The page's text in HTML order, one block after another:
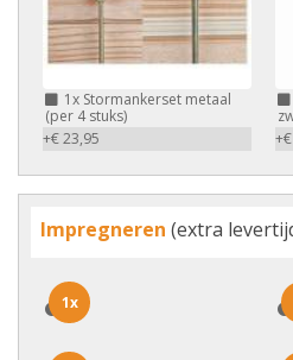
1x Stormankerset metaal
(per 4 stuks)
+€ 23,95
Impregneren (extra
1x
1x